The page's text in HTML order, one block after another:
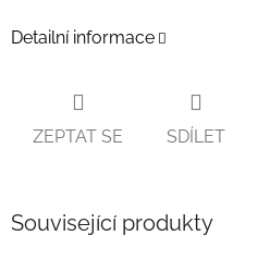
Detailní informace
ZEPTAT SE SDÍLET
Související produkty